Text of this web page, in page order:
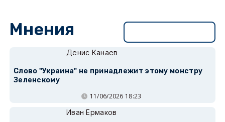
Мнения
Денис Канаев
Слово "Украина" не принадлежит этому монстру
Зеленскому
11/06/2026 18:23
Иван Ермаков